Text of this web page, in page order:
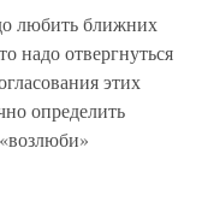
любить ближних
надо отвергнуться
этих
определить